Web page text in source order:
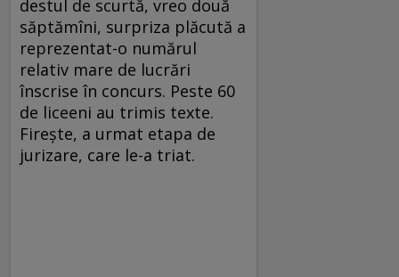
destul de scurtă, vreo două
săptămîni, surpriza plăcută a
reprezentat-o numărul
relativ mare de lucrări
înscrise în concurs. Peste 60
de liceeni au trimis texte.
Firește, a urmat etapa de
jurizare, care le-a triat.